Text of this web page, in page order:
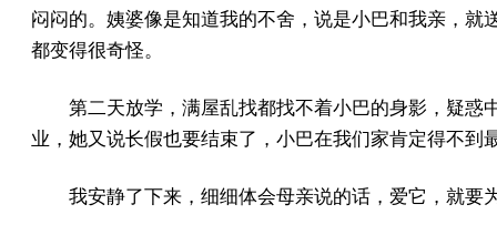
闷闷的。姨婆像是知道我的不舍，说是小巴和我亲，
都变得很奇怪。
第二天放学，满屋乱找都找不着小巴的身影，疑惑
业，她又说长假也要结束了，小巴在我们家肯定得不到
我安静了下来，细细体会母亲说的话，爱它，就要